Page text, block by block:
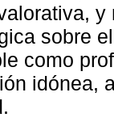
sobre
como
idónea,